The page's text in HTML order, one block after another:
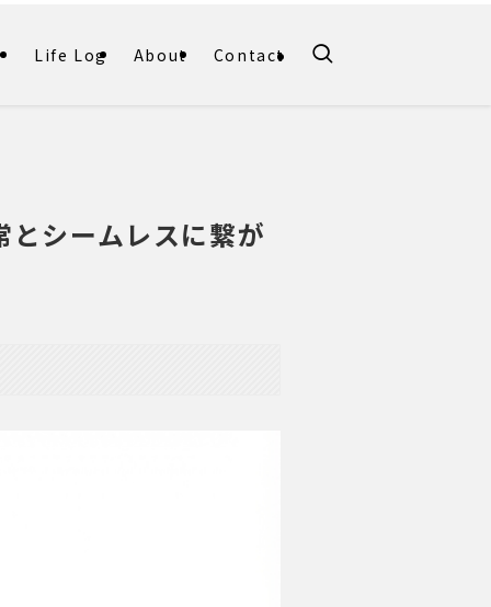
Life Log About Contact
シームレスに繋が